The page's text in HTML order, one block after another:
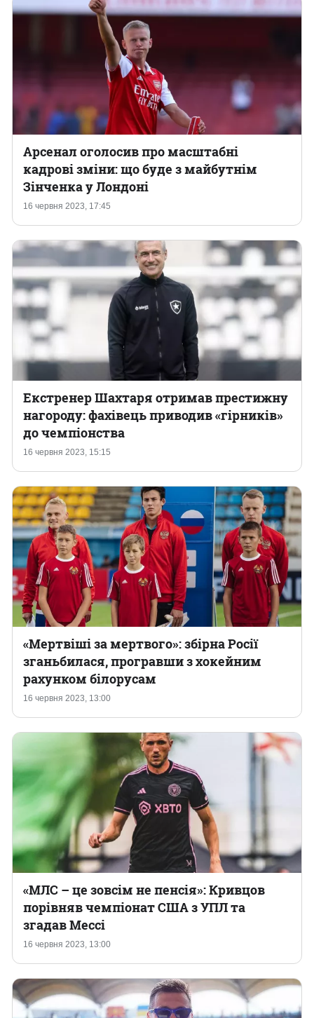
16 червня 2023, 17:45
Арсенал оголосив про масштабні
кадрові зміни: що буде з майбутнім
Зінченка у Лондоні
16 червня 2023, 15:15
Екстренер Шахтаря отримав престижну
нагороду: фахівець приводив «гірників»
до чемпіонства
16 червня 2023, 13:00
«Мертвіші за мертвого»: збірна Росії
зганьбилася, програвши з хокейним
рахунком білорусам
16 червня 2023, 13:00
«МЛС – це зовсім не пенсія»: Кривцов
порівняв чемпіонат США з УПЛ та
згадав Мессі